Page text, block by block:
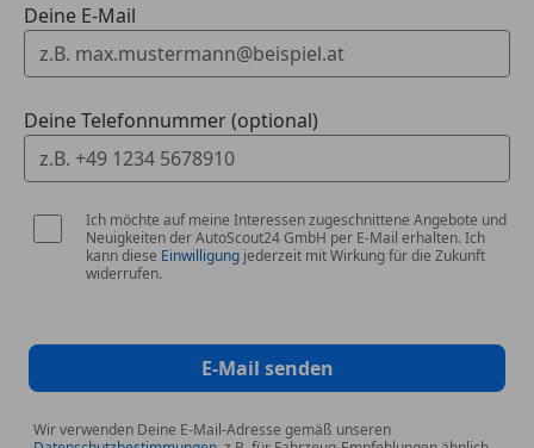
Deine E-Mail
Deine Telefonnummer (optional)
Ich möchte auf meine Interessen zugeschnittene Angebote und
Neuigkeiten der AutoScout24 GmbH per E-Mail erhalten. Ich
kann diese Einwilligung jederzeit mit Wirkung für die Zukunft
widerrufen.
E-Mail senden
Wir verwenden Deine E-Mail-Adresse gemäß unseren